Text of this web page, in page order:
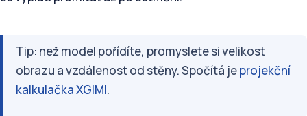
Tip: než model pořídíte, promyslete si velikost
obrazu a vzdálenost od stěny. Spočítá jeprojekční
kalkulačka XGIMI.